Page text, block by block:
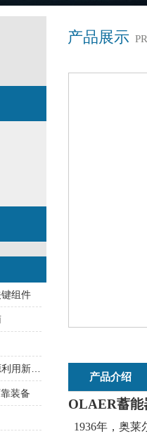
产品展示
产品介绍
OLAER蓄能
1936年，奥莱
组件
装备